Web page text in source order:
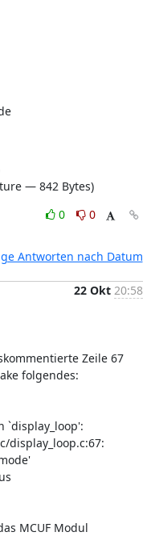
— 842 Bytes)
0
0
Antworten nach Datum
22 Okt 20:58
Zeile 67
folgendes:
`display_loop':
display_loop.c:67:
MCUF Modul